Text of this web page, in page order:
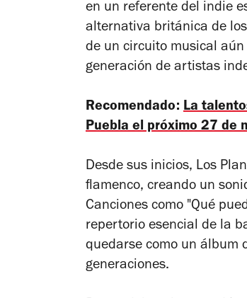
en un referente del indie
alternativa británica de
de un circuito musical
generación de artistas
Recomendado: La
Puebla el próximo 27 de
Desde sus inicios, Los
flamenco, creando un
Canciones como "Qué
repertorio esencial de la
quedarse como un álbum
generaciones.